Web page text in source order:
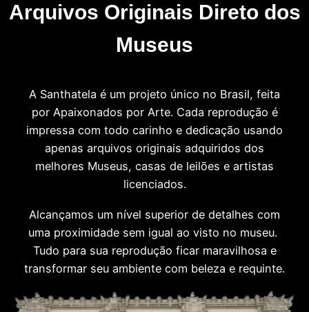
Arquivos Originais Direto dos
Museus
A Santhatela é um projeto único no Brasil, feita
por Apaixonados por Arte. Cada reprodução é
impressa com todo carinho e dedicação usando
apenas arquivos originais adquiridos dos
melhores Museus, casas de leilões e artistas
licenciados.
Alcançamos um nível superior de detalhes com
uma proximidade sem igual ao visto no museu.
Tudo para sua reprodução ficar maravilhosa e
transformar seu ambiente com beleza e requinte.